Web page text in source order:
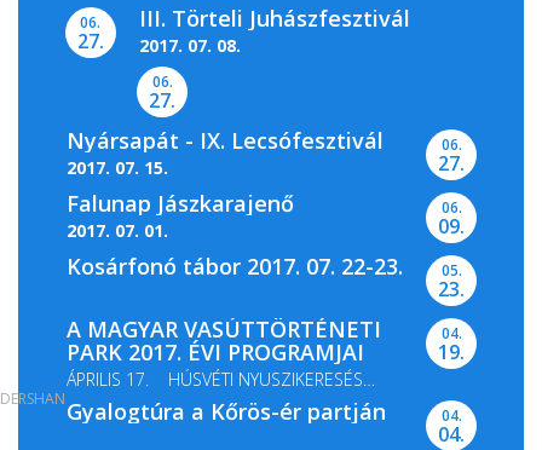
06.
27.
III. Törteli Juhászfesztivál
2017. 07. 08.
06.
27.
Nyársapát - IX. Lecsófesztivál
2017. 07. 15.
06.
27.
Falunap Jászkarajenő
2017. 07. 01.
06.
09.
Kosárfonó tábor 2017. 07. 22-23. 05.
23.
A MAGYAR VASÚTTÖRTÉNETI
PARK 2017. ÉVI PROGRAMJAI
ÁPRILIS 17. HÚSVÉTI NYUSZIKERESÉS
MÁJUS 13-14. GŐZMOZDONY...
04.
19.
Gyalogtúra a Kőrös-ér partján 04.
04.
DERSHAN